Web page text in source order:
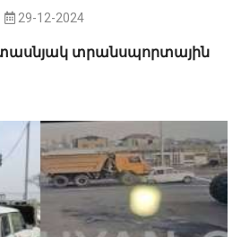
29-12-2024
տասնյակ տրանսպորտային